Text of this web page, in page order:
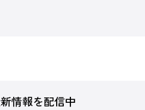
情報を配信中